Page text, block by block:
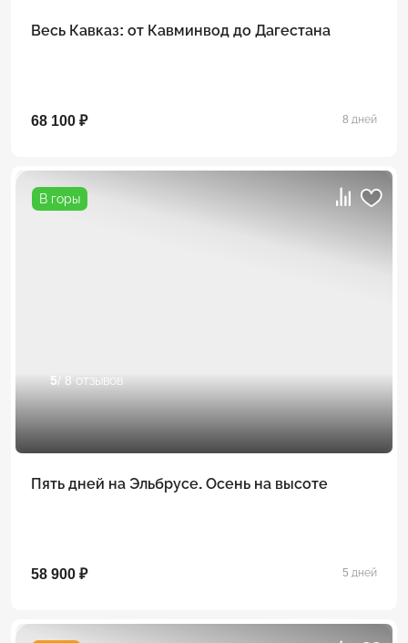
Весь Кавказ: от Кавминвод до Дагестана
68 100 ₽ 8 дней
В горы
5/ 8 отзывов
Пять дней на Эльбрусе. Осень на высоте
58 900 ₽ 5 дней